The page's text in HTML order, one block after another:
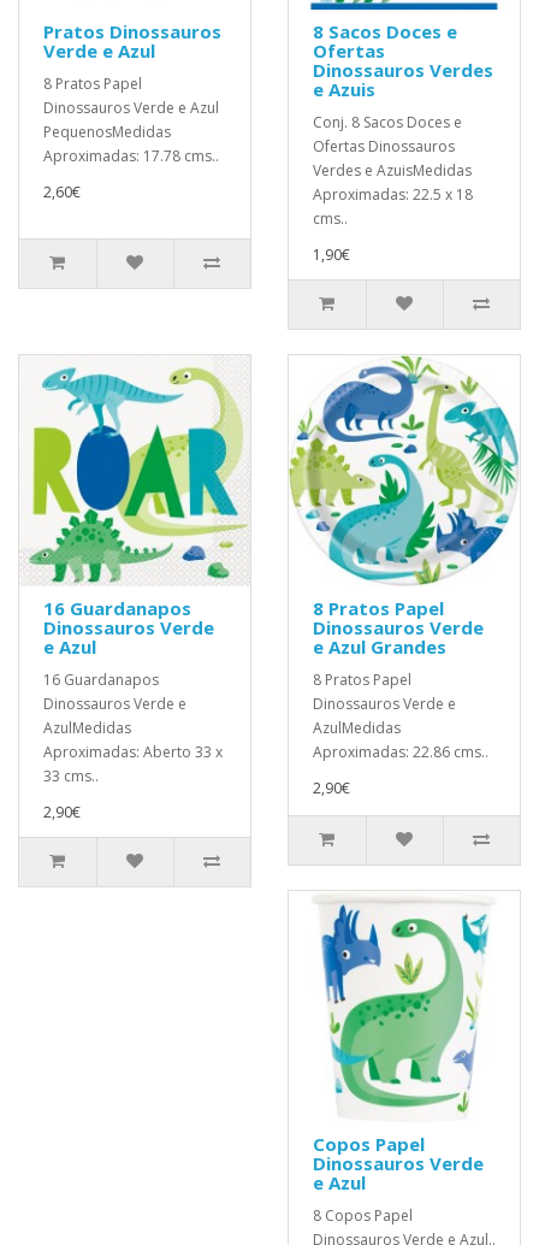
Pratos Dinossauros
Verde e Azul
8 Pratos Papel
Dinossauros Verde e Azul
PequenosMedidas
Aproximadas: 17.78 cms..
2,60€
8 Sacos Doces e
Ofertas
Dinossauros Verdes
e Azuis
Conj. 8 Sacos Doces e
Ofertas Dinossauros
Verdes e AzuisMedidas
Aproximadas: 22.5 x 18
cms..
1,90€
16 Guardanapos
Dinossauros Verde
e Azul
16 Guardanapos
Dinossauros Verde e
AzulMedidas
Aproximadas: Aberto 33 x
33 cms..
2,90€
8 Pratos Papel
Dinossauros Verde
e Azul Grandes
8 Pratos Papel
Dinossauros Verde e
AzulMedidas
Aproximadas: 22.86 cms..
2,90€
Copos Papel
Dinossauros Verde
e Azul
8 Copos Papel
Dinossauros Verde e Azul..